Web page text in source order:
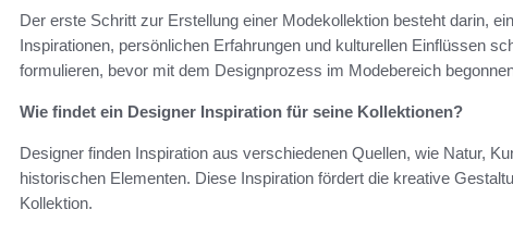
Der erste Schritt zur Erstellung einer Modekollektion besteht darin,
Inspirationen, persönlichen Erfahrungen und kulturellen Einflüssen
formulieren, bevor mit dem Designprozess im Modebereich
Wie findet ein Designer Inspiration für seine Kollektionen?
Designer finden Inspiration aus verschiedenen Quellen, wie Natur,
historischen Elementen. Diese Inspiration fördert die kreative
Kollektion.